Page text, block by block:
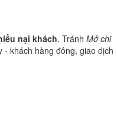
nại khách. Tránh Mở chi
- khách hàng đông, giao dịch